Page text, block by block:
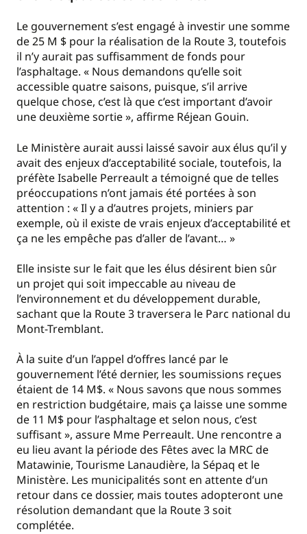
Le gouvernement s’est engagé à investir une somme
de 25 M $ pour la réalisation de la Route 3, toutefois
il n’y aurait pas suffisamment de fonds pour
l’asphaltage. « Nous demandons qu’elle soit
accessible quatre saisons, puisque, s’il arrive
quelque chose, c’est là que c’est important d’avoir
une deuxième sortie », affirme Réjean Gouin.
Le Ministère aurait aussi laissé savoir aux élus qu’il y
avait des enjeux d’acceptabilité sociale, toutefois, la
préfète Isabelle Perreault a témoigné que de telles
préoccupations n’ont jamais été portées à son
attention : « Il y a d’autres projets, miniers par
exemple, où il existe de vrais enjeux d’acceptabilité et
ça ne les empêche pas d’aller de l’avant… »
Elle insiste sur le fait que les élus désirent bien sûr
un projet qui soit impeccable au niveau de
l’environnement et du développement durable,
sachant que la Route 3 traversera le Parc national du
Mont-Tremblant.
À la suite d’un l’appel d’offres lancé par le
gouvernement l’été dernier, les soumissions reçues
étaient de 14 M$. « Nous savons que nous sommes
en restriction budgétaire, mais ça laisse une somme
de 11 M$ pour l’asphaltage et selon nous, c’est
suffisant », assure Mme Perreault. Une rencontre a
eu lieu avant la période des Fêtes avec la MRC de
Matawinie, Tourisme Lanaudière, la Sépaq et le
Ministère. Les municipalités sont en attente d’un
retour dans ce dossier, mais toutes adopteront une
résolution demandant que la Route 3 soit
complétée.